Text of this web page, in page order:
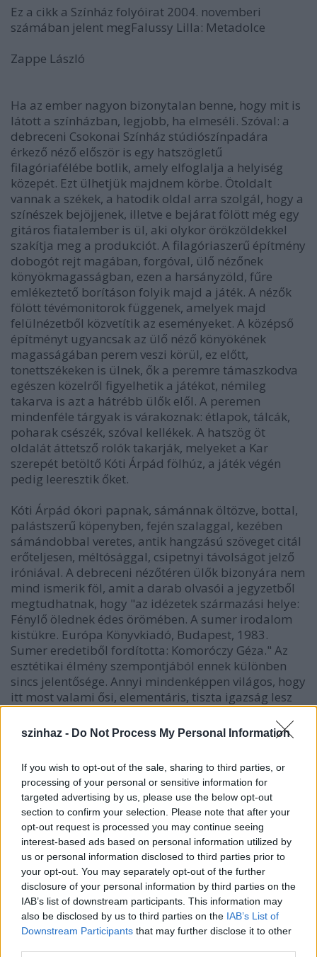
szinhaz - Do Not Process My Personal Information
If you wish to opt-out of the sale, sharing to third parties, or
processing of your personal or sensitive information for
targeted advertising by us, please use the below opt-out
section to confirm your selection. Please note that after your
opt-out request is processed you may continue seeing
interest-based ads based on personal information utilized by
us or personal information disclosed to third parties prior to
your opt-out. You may separately opt-out of the further
disclosure of your personal information by third parties on the
IAB’s list of downstream participants. This information may
also be disclosed by us to third parties on the IAB’s List of
Downstream Participants that may further disclose it to other
Ez a cikk a Színház folyóirat 2004. novemberi
számában jelent megFalussy Lilla: Metadolce
Zappe László
Ha az ember nagyon bizonytalan benne, hogy mit is
látott a színházban, legjobb, ha elmeséli. Szóval: a
debreceni Csokonai Színház stúdiószínpadára
érkező néző először is egy hatszögletű
filagóriafélébe botlik, amely elfoglalja a helyiség
közepét. Ezt ülhetjük majdnem körbe. Ötoldalt
vannak a székek, a hatodik oldal arra szolgál, hogy a
színészek bejöjjenek, illetve e bejárat fölött még egy
gitáros fiatalember is ül, aki olykor örökzöldekkel
szakítja meg a produkciót. A filagóriaszerű építmény
dobogót rejt magában, forgóval, ülő nézőnek
könyökmagasságban, ezen a harsányzöld, fűre
emlékeztető borításon folyik majd a játék. A nézők
fölött tévémonitorok függenek, amelyek majd
felülnézetből közvetítik az eseményeket. A középső
építményt ugyancsak az ülő néző könyökének
magasságában perem veszi körül, ez előtt,
tonettszékeken is ülnek, ők a peremre támaszkodva
egészen közelről figyelhetik a játékot, némileg
takarva is azt a hátrébb ülők elől. A peremen
mindenféle tárgyak is várakoznak: étlapok, tálcák,
poharak csészék, szóval kellékek. A hatszög öt
oldalát áttetsző rolók takarják, melyeket a Kar
szerepét betöltő Kóti Árpád fölhúz, a játék végén
pedig leeresztik őket.
Kóti Árpád ókori papnak, sámánnak öltözve, bottal,
palástszerű köpenyben, fején szalaggal, kezében
sámándobbal veretes, antik hangzású szöveget citál
erőteljesen, méltósággal, csipetnyi távolságot jelző
iróniával. A debreceni nézőtéren ülők bizonyára nem
mind ismerik föl, amit a darab olvasói a jegyzetből
megtudhatnak, hogy "az idézetek származási helye:
Fénylő ölednek édes örömében. A sumer irodalom
kistükre. Európa Könyvkiadó, Budapest, 1983.
Sumer eredetiből fordította: Komoróczy Géza." Az
esztétikai élmény szempontjából ennek különben
sincs jelentősége. Annyi mindenképpen világos, hogy
itt most valami ősi, elementáris, tiszta igazság lesz
szembeállítva korunk komplikációival és
komplexusaival, közvetítettségeivel és
nehézkességeivel. Valami hatalmas, elemi erejű a
ellanyhulással. A férfi király volt, a nő királynő, és
emelt fővel közeledtek egymás felé.
{kozep}Majzik Edit (Hősnő), Kóti Árpád (Kar) és
Garay Nagy Tamás (Hős) - Máthé András
felvétele{/kozep}
Ez annál is nyilvánvalóbb, mivel a sámánszerű Kar
mellett jelen van egy mai emberpár, egyszerű,